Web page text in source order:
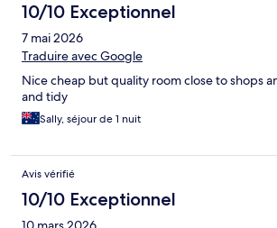
10/10 Exceptionnel
7 mai 2026
Traduire avec Google
Nice cheap but quality room close to shops
and tidy
Sally, séjour de 1 nuit
Avis vérifié
10/10 Exceptionnel